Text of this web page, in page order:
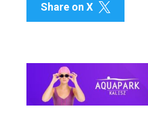
Share on X 